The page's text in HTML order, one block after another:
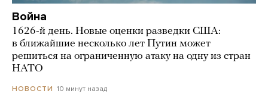
Война
1626-й день. Новые оценки разведки США:
в ближайшие несколько лет Путин может
решиться на ограниченную атаку на одну из стран
НАТО
НОВОСТИ 10 минут назад